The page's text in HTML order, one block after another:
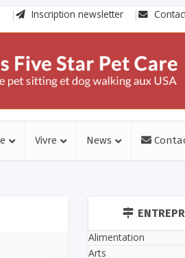
Inscription newsletter
Vivre News
Alimentation
Arts